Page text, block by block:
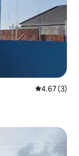
5 पैकी 4.67
4.67 (3)